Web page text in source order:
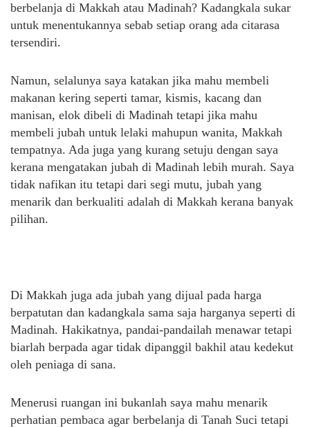
berbelanja di Makkah atau Madinah? Kadangkala sukar
untuk menentukannya sebab setiap orang ada citarasa
tersendiri.
Namun, selalunya saya katakan jika mahu membeli
makanan kering seperti tamar, kismis, kacang dan
manisan, elok dibeli di Madinah tetapi jika mahu
membeli jubah untuk lelaki mahupun wanita, Makkah
tempatnya. Ada juga yang kurang setuju dengan saya
kerana mengatakan jubah di Madinah lebih murah. Saya
tidak nafikan itu tetapi dari segi mutu, jubah yang
menarik dan berkualiti adalah di Makkah kerana banyak
pilihan.
Di Makkah juga ada jubah yang dijual pada harga
berpatutan dan kadangkala sama saja harganya seperti di
Madinah. Hakikatnya, pandai-pandailah menawar tetapi
biarlah berpada agar tidak dipanggil bakhil atau kedekut
oleh peniaga di sana.
Menerusi ruangan ini bukanlah saya mahu menarik
perhatian pembaca agar berbelanja di Tanah Suci tetapi